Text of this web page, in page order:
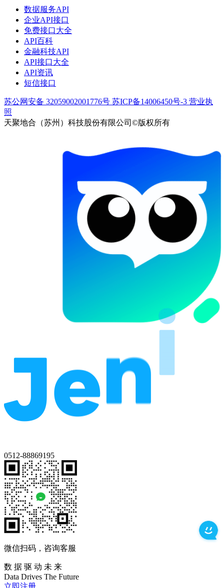
数据服务API
企业API接口
免费接口大全
API百科
金融科技API
API接口大全
API资讯
短信接口
苏公网安备 32059002001776号 苏ICP备14006450号-3 营业执
照
天聚地合（苏州）科技股份有限公司©版权所有
0512-88869195
微信扫码，咨询客服
数 据 驱 动 未 来
Data Drives The Future
立即注册